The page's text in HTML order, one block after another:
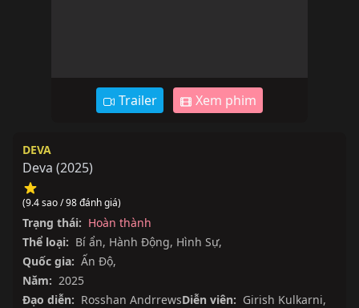
Trailer Xem phim
DEVA
Deva (2025)
(9.4 sao / 98 đánh giá)
Trạng thái: Hoàn thành
Thể loại: Bí ẩn, Hành Động, Hình Sự,
Quốc gia: Ấn Độ,
Năm: 2025
Đạo diễn: Rosshan AndrrewsDiễn viên: Girish Kulkarni,